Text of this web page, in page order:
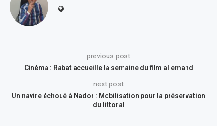
previous post
Cinéma : Rabat accueille la semaine du film allemand
next post
Un navire échoué à Nador : Mobilisation pour la préservation
du littoral